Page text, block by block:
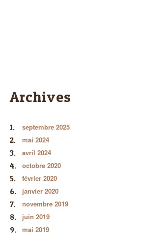
Archives
septembre 2025
mai 2024
avril 2024
octobre 2020
février 2020
janvier 2020
novembre 2019
juin 2019
mai 2019